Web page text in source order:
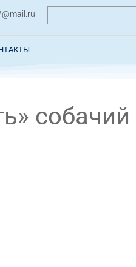
собачий